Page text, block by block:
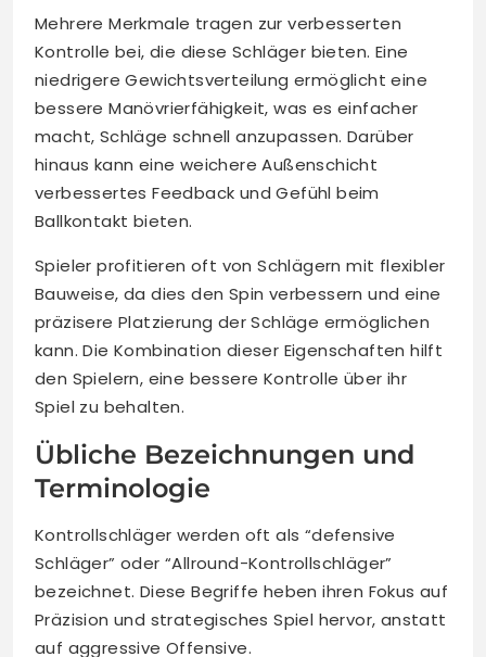
Mehrere Merkmale tragen zur verbesserten
Kontrolle bei, die diese Schläger bieten. Eine
niedrigere Gewichtsverteilung ermöglicht eine
bessere Manövrierfähigkeit, was es einfacher
macht, Schläge schnell anzupassen. Darüber
hinaus kann eine weichere Außenschicht
verbessertes Feedback und Gefühl beim
Ballkontakt bieten.
Spieler profitieren oft von Schlägern mit flexibler
Bauweise, da dies den Spin verbessern und eine
präzisere Platzierung der Schläge ermöglichen
kann. Die Kombination dieser Eigenschaften hilft
den Spielern, eine bessere Kontrolle über ihr
Spiel zu behalten.
Übliche Bezeichnungen und
Terminologie
Kontrollschläger werden oft als “defensive
Schläger” oder “Allround-Kontrollschläger”
bezeichnet. Diese Begriffe heben ihren Fokus auf
Präzision und strategisches Spiel hervor, anstatt
auf aggressive Offensive.